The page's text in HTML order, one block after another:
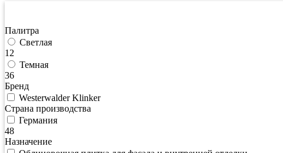
Палитра
Светлая
12
Темная
36
Бренд
Westerwalder Klinker
Страна производства
Германия
48
Назначение